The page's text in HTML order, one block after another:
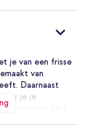
je van een frisse
van
Daarnaast
je je
stoppen. Het